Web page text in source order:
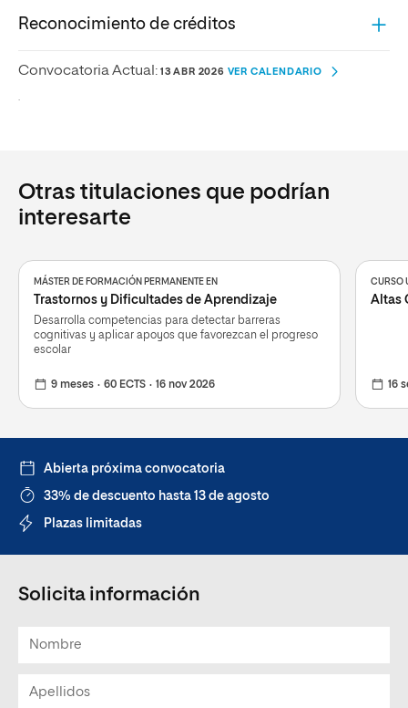
Reconocimiento de créditos
Convocatoria Actual: 13 ABR 2026 VER CALENDARIO
Otras titulaciones que podrían
interesarte
MÁSTER DE FORMACIÓN PERMANENTE EN
Trastornos y Dificultades de Aprendizaje
Desarrolla competencias para detectar barreras
cognitivas y aplicar apoyos que favorezcan el progreso
escolar
9 meses 60 ECTS 16 nov 2026
CURSO
Altas
16
Abierta próxima convocatoria
33% de descuento hasta 13 de agosto
Plazas limitadas
Solicita información